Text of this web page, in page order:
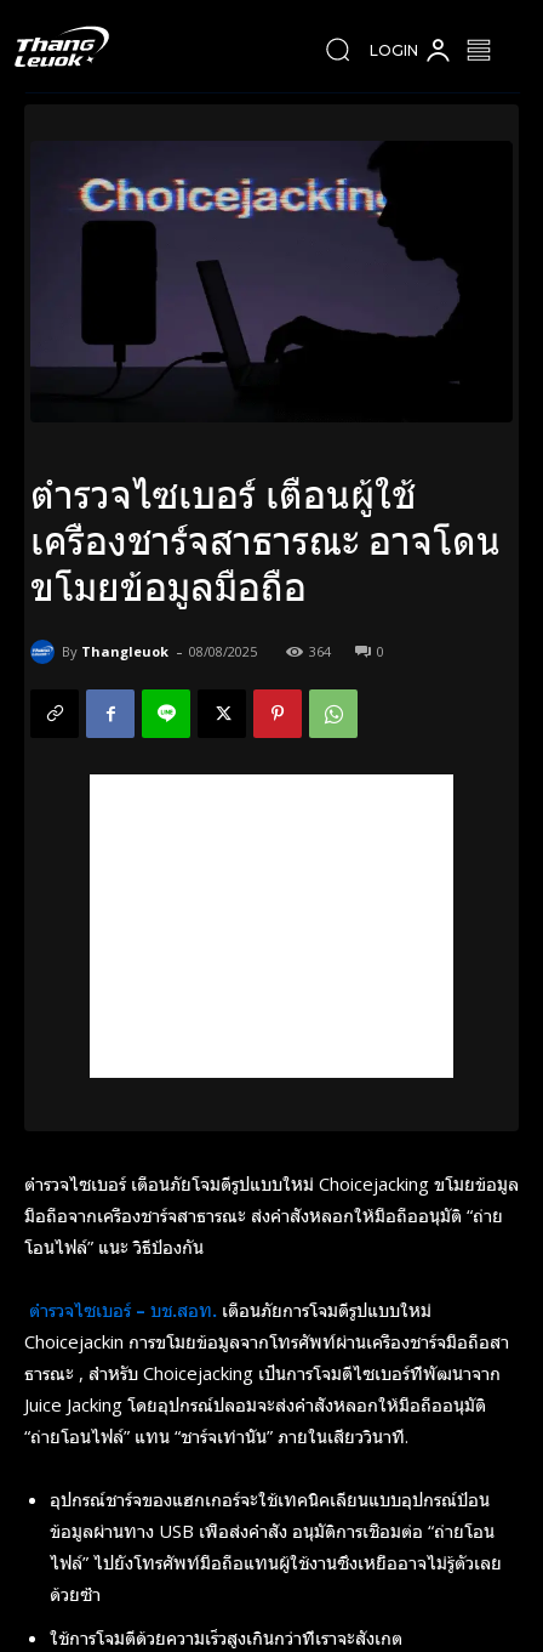
LOGIN
ตำรวจไซเบอร์ เตือนผู้ใช้
เครื่องชาร์จสาธารณะ อาจโดน
ขโมยข้อมูลมือถือ
By Thangleuok - 08/08/2025 364 0
ตำรวจไซเบอร์ เตือนภัยโจมตีรูปแบบใหม่ Choicejacking ขโมยข้อมูล
มือถือจากเครื่องชาร์จสาธารณะ ส่งคำสั่งหลอกให้มือถืออนุมัติ “ถ่าย
โอนไฟล์” แนะ วิธีป้องกัน
ตำรวจไซเบอร์ – บช.สอท. เตือนภัยการโจมตีรูปแบบใหม่
Choicejackin การขโมยข้อมูลจากโทรศัพท์ผ่านเครื่องชาร์จมือถือสา
ธารณะ , สำหรับ Choicejacking เป็นการโจมตีไซเบอร์ที่พัฒนาจาก
Juice Jacking โดยอุปกรณ์ปลอมจะส่งคำสั่งหลอกให้มือถืออนุมัติ
“ถ่ายโอนไฟล์” แทน “ชาร์จเท่านั้น” ภายในเสี้ยววินาที.
อุปกรณ์ชาร์จของแฮกเกอร์จะใช้เทคนิคเลียนแบบอุปกรณ์ป้อน
ข้อมูลผ่านทาง USB เพื่อส่งคำสั่ง อนุมัติการเชื่อมต่อ “ถ่ายโอน
ไฟล์” ไปยังโทรศัพท์มือถือแทนผู้ใช้งานซึ่งเหยื่ออาจไม่รู้ตัวเลย
ด้วยซ้ำ
ใช้การโจมตีด้วยความเร็วสูงเกินกว่าที่เราจะสังเกต